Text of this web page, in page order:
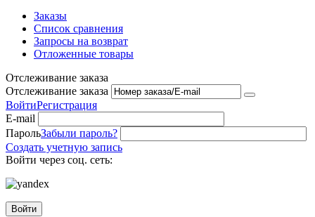
Заказы
Список сравнения
Запросы на возврат
Отложенные товары
Отслеживание заказа
Отслеживание заказа
ВойтиРегистрация
E-mail
ПарольЗабыли пароль?
Создать учетную запись
Войти через соц. сеть:
Войти